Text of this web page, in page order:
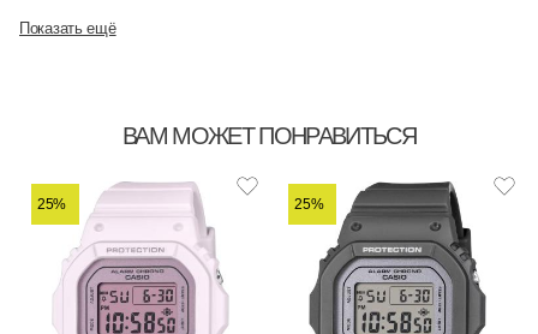
Показать ещё
ВАМ МОЖЕТ ПОНРАВИТЬСЯ
25% 25%